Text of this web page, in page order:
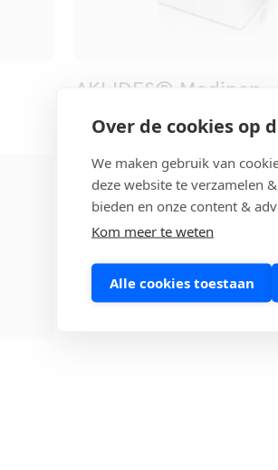
Over de cookies op
We maken gebruik van
deze website te verzamelen
bieden en onze content &
Kom meer te weten
Alle cookies toestaan
AKLIDES® Medipan
Klinische chemie